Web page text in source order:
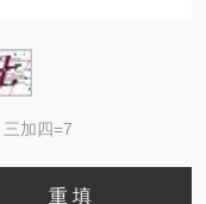
加四=7